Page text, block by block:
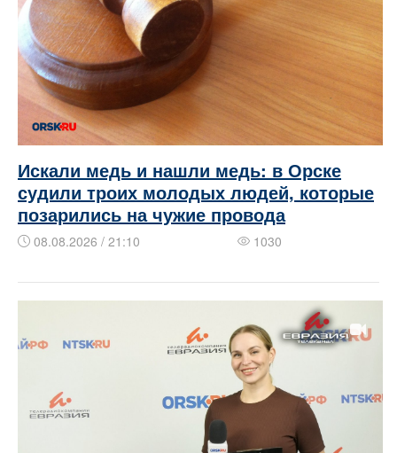
Искали медь и нашли медь: в Орске
судили троих молодых людей, которые
позарились на чужие провода
08.08.2026 / 21:10 1030